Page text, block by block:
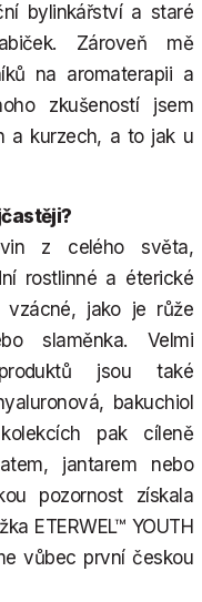
bylinkářství a staré
Zároveň mě
na aromaterapii a
zkušeností jsem
a kurzech, a to jak u
z celého světa,
rostlinné a éterické
jako je růže
slaměnka. Velmi
jsou také
bakuchiol
pak cíleně
jantarem nebo
pozornost získala
ETERWEL™ YOUTH
vůbec první českou